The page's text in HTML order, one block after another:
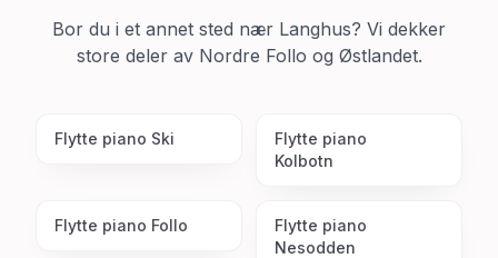
Bor du i et annet sted nær Langhus? Vi dekker
store deler av Nordre Follo og Østlandet.
Flytte piano Ski
Flytte piano
Kolbotn
Flytte piano Follo
Flytte piano
Nesodden